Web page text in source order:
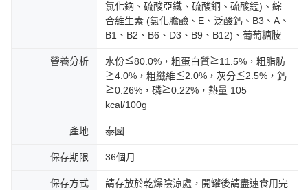
氯化鈉、硫酸亞鐵、硫酸銅、硫酸錳)、綜
合維生素 (氯化膽鹼、E、泛酸鈣、B3、A、
B1、B2、B6、D3、B9、B12)、葡萄糖胺
營養分析
水份≦80.0%，粗蛋白質≧11.5%，粗脂肪
≧4.0%，粗纖維≦2.0%，灰分≦2.5%，鈣
≧0.26%，磷≧0.22%，熱量 105
kcal/100g
產地 泰國
保存期限 36個月
保存方式
請存放於乾燥陰涼處，開罐後請盡速食用完